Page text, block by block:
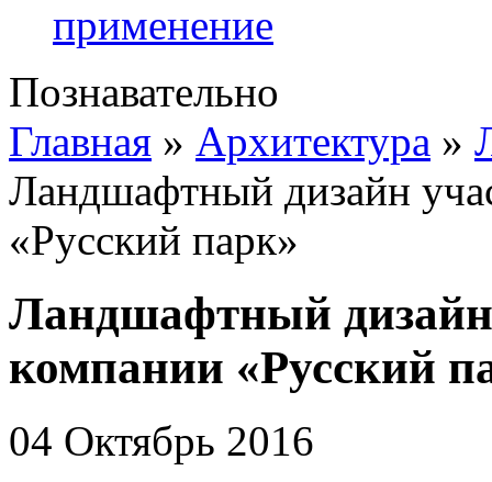
применение
Познавательно
Главная » Архитектура »
Ландшафтный дизайн
«Русский парк»
Ландшафтный дизайн
компании «Русский
04 Октябрь 2016